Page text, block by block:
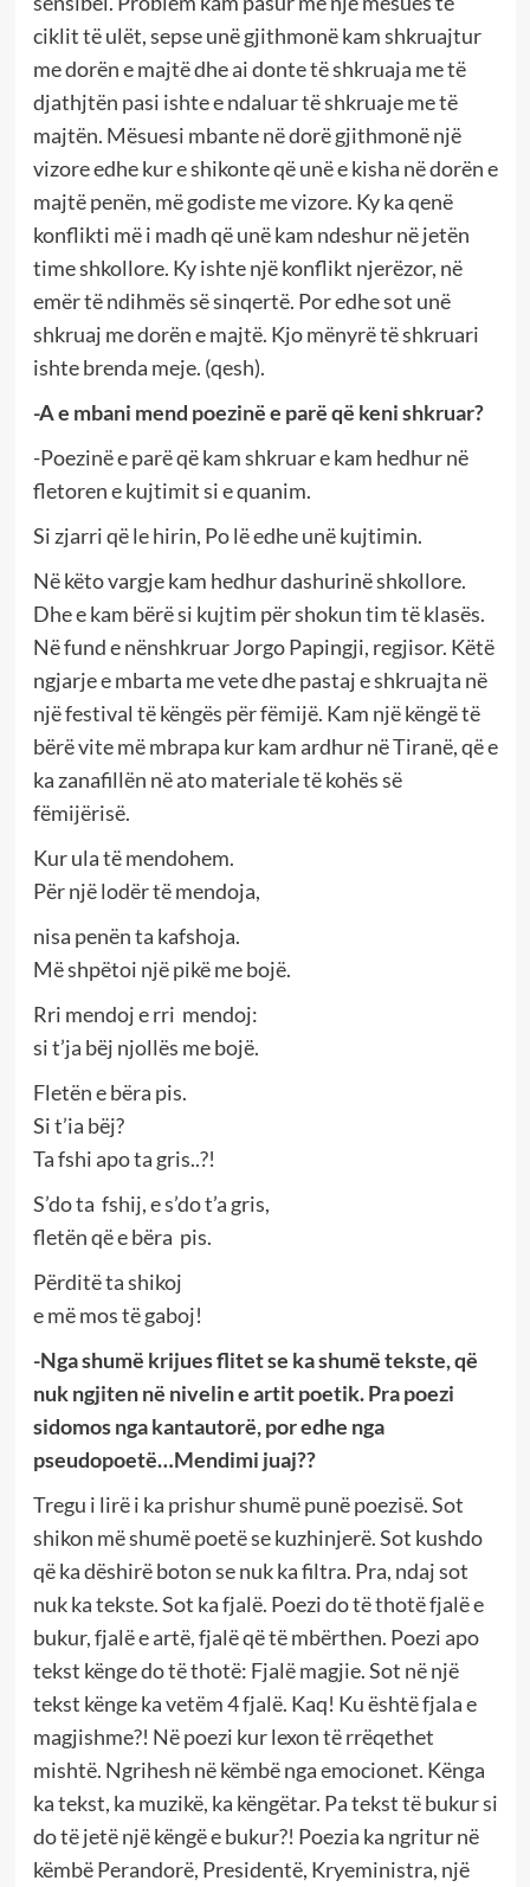
ciklit të ulët, sepse unë gjithmonë kam shkruajtur
me dorën e majtë dhe ai donte të shkruaja me të
djathjtën pasi ishte e ndaluar të shkruaje me të
majtën. Mësuesi mbante në dorë gjithmonë një
vizore edhe kur e shikonte që unë e kisha në dorën e
majtë penën, më godiste me vizore. Ky ka qenë
konflikti më i madh që unë kam ndeshur në jetën
time shkollore. Ky ishte një konflikt njerëzor, në
emër të ndihmës së sinqertë. Por edhe sot unë
shkruaj me dorën e majtë. Kjo mënyrë të shkruari
ishte brenda meje. (qesh).
-A e mbani mend poezinë e parë që keni shkruar?
-Poezinë e parë që kam shkruar e kam hedhur në
fletoren e kujtimit si e quanim.
Si zjarri që le hirin, Po lë edhe unë kujtimin.
Në këto vargje kam hedhur dashurinë shkollore.
Dhe e kam bërë si kujtim për shokun tim të klasës.
Në fund e nënshkruar Jorgo Papingji, regjisor. Këtë
ngjarje e mbarta me vete dhe pastaj e shkruajta në
një festival të këngës për fëmijë. Kam një këngë të
bërë vite më mbrapa kur kam ardhur në Tiranë, që e
ka zanafillën në ato materiale të kohës së
fëmijërisë.
Kur ula të mendohem.
Për një lodër të mendoja,
nisa penën ta kafshoja.
Më shpëtoi një pikë me bojë.
Rri mendoj e rri mendoj:
si t’ja bëj njollës me bojë.
Fletën e bëra pis.
Si t’ia bëj?
Ta fshi apo ta gris..?!
S’do ta fshij, e s’do t’a gris,
fletën që e bëra pis.
Përditë ta shikoj
e më mos të gaboj!
-Nga shumë krijues flitet se ka shumë tekste, që
nuk ngjiten në nivelin e artit poetik. Pra poezi
sidomos nga kantautorë, por edhe nga
pseudopoetë…Mendimi juaj??
Tregu i lirë i ka prishur shumë punë poezisë. Sot
shikon më shumë poetë se kuzhinjerë. Sot kushdo
që ka dëshirë boton se nuk ka filtra. Pra, ndaj sot
nuk ka tekste. Sot ka fjalë. Poezi do të thotë fjalë e
bukur, fjalë e artë, fjalë që të mbërthen. Poezi apo
tekst kënge do të thotë: Fjalë magjie. Sot në një
tekst kënge ka vetëm 4 fjalë. Kaq! Ku është fjala e
magjishme?! Në poezi kur lexon të rrëqethet
mishtë. Ngrihesh në këmbë nga emocionet. Kënga
ka tekst, ka muzikë, ka këngëtar. Pa tekst të bukur si
do të jetë një këngë e bukur?! Poezia ka ngritur në
këmbë Perandorë, Presidentë, Kryeministra, një